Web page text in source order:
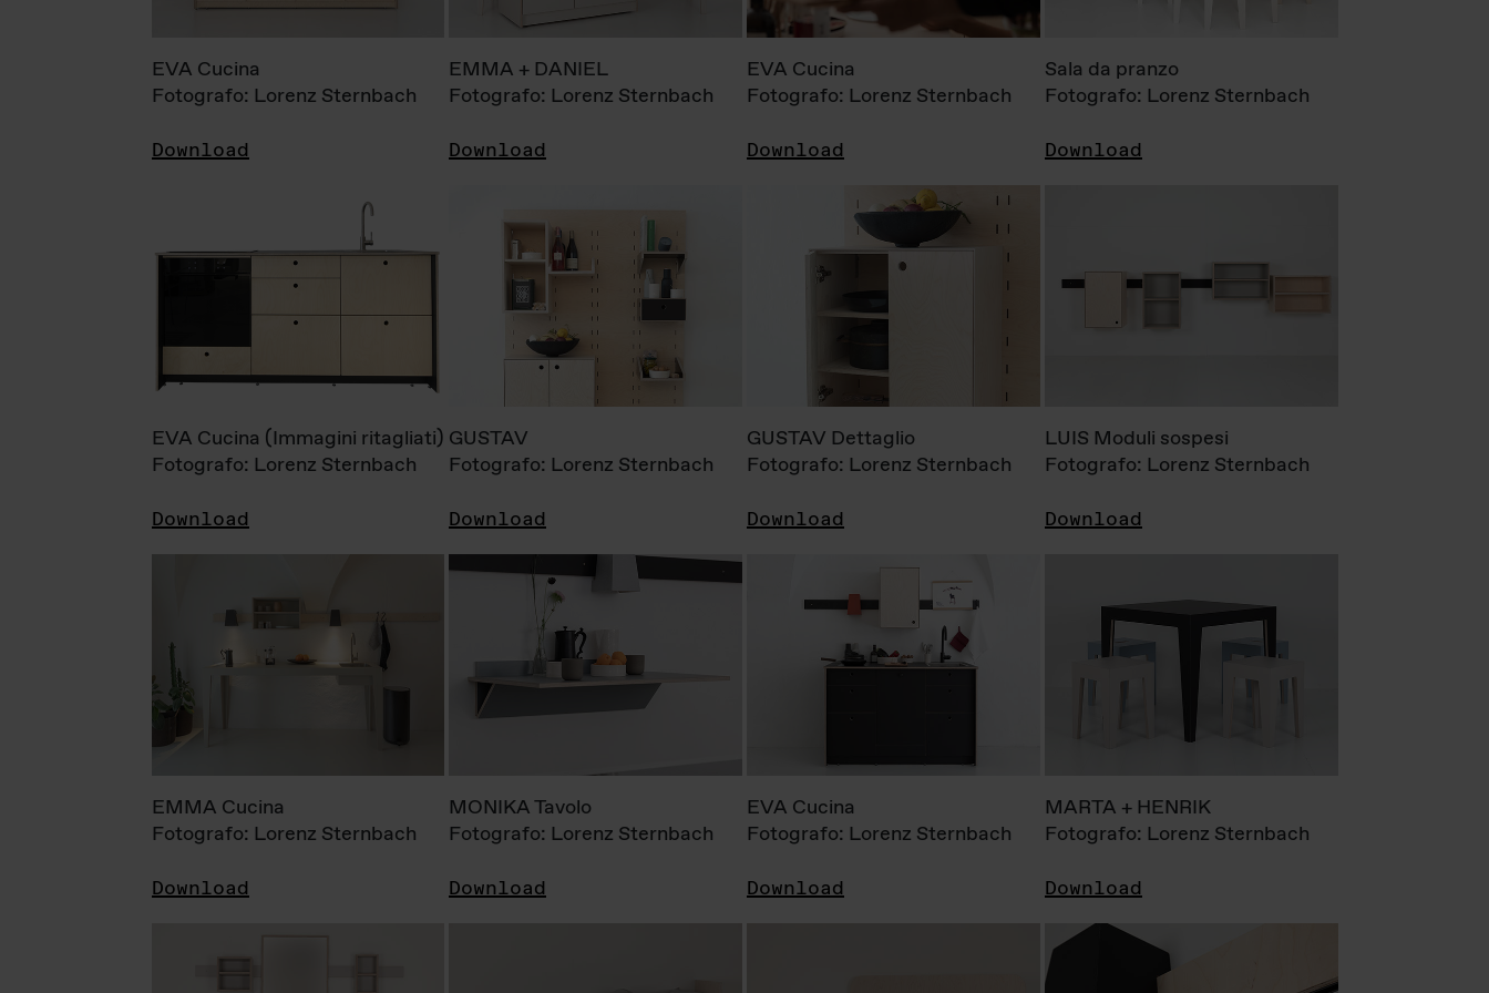
EVA Cucina
Fotografo: Lorenz Sternbach
Download
EMMA + DANIEL
Fotografo: Lorenz Sternbach
Download
EVA Cucina
Fotografo: Lorenz Sternbach
Download
Sala da pranzo
Fotografo: Lorenz Sternbach
Download
EVA Cucina (Immagini ritagliati)
Fotografo: Lorenz Sternbach
Download
GUSTAV
Fotografo: Lorenz Sternbach
Download
GUSTAV Dettaglio
Fotografo: Lorenz Sternbach
Download
LUIS Moduli sospesi
Fotografo: Lorenz Sternbach
Download
EMMA Cucina
Fotografo: Lorenz Sternbach
Download
MONIKA Tavolo
Fotografo: Lorenz Sternbach
Download
EVA Cucina
Fotografo: Lorenz Sternbach
Download
MARTA + HENRIK
Fotografo: Lorenz Sternbach
Download